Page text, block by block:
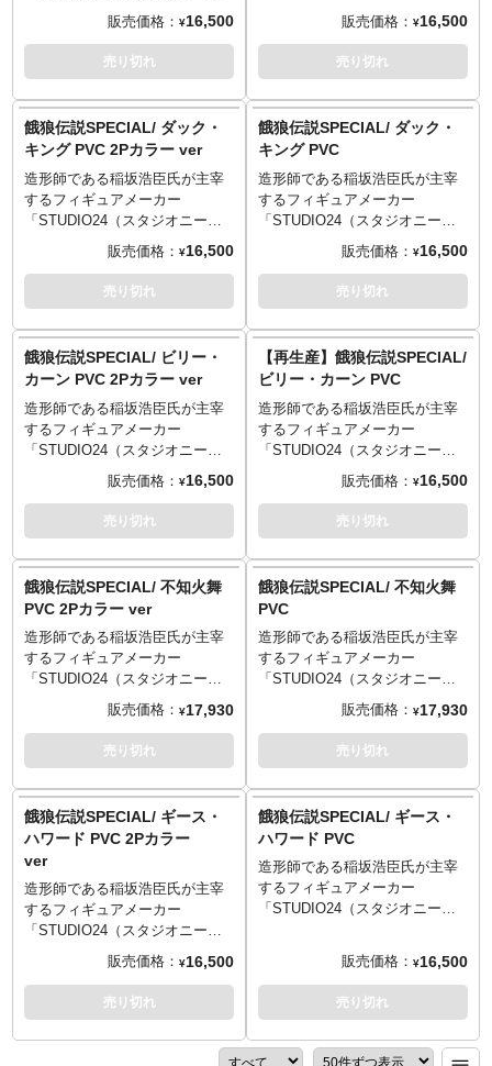
中の世界観をさらに深める事が
可能なアイテム。
中の世界観をさらに深める事が
可能なアイテム。
ン）」が放つ渾身の新シリーズ
「THE KING OF COLLECTORS
SNKの『餓狼伝説SPECIAL』よ
しました。森気楼氏のイラスト
とゲーム中のフォルムの融合を
コンセプトとし、当時の熱狂を
リアルな造形と拘りの彩色に込
めて完成した、大人になった狼
たちへと捧げる意欲作です。
ゲーム対戦中の基本ポージング
がモチーフとなっているので単
体でも良し、付属のポスターや
らは「2Pカラー ver」となって
おります。
販売価格： ¥16,500
売り切れ
SNKの『餓狼伝説SPECIAL』よ
り、シリーズ最新作は「テリ
とゲーム中のフォルムの融合を
コンセプトとし、当時の熱狂を
リアルな造形と拘りの彩色に込
めて完成した、大人になった狼
たちへと捧げる意欲作です。
がモチーフとなっているので単
体でも良し、付属のポスターや
ステッカーと合わせゲーム画面
販売価格： ¥16,500
売り切れ
餓狼伝説SPECIAL/ ダック・
キング PVC 2Pカラー ver
造形師である稲坂浩臣氏が主宰
するフィギュアメーカー
「STUDIO24（スタジオニーヨ
ン）」が放つ渾身の新シリーズ
「THE KING OF COLLECTORS
'24」！SNKの『餓狼伝説
SPECIAL』より、闘うストリー
楼氏のイラストとゲーム中のフ
ォルムの融合をコンセプトと
し、当時の熱狂をリアルな造形
と拘りの彩色に込め完成、大人
になった狼たちへ捧げます。第6
弾にアンディ・ボガード、そし
て第7弾のジョー・東までの顔ぶ
れが本気モードです。こちらは
2Pカラーバージョン！
販売価格： ¥16,500
売り切れ
餓狼伝説SPECIAL/ ダック・
キング PVC
造形師である稲坂浩臣氏が主宰
するフィギュアメーカー
「STUDIO24（スタジオニーヨ
ン）」が放つ渾身の新シリーズ
「THE KING OF COLLECTORS
'24」！SNKの『餓狼伝説
SPECIAL』より、闘うストリー
がラインナップしました。森気
楼氏のイラストとゲーム中のフ
ォルムの融合をコンセプトと
し、当時の熱狂をリアルな造形
と拘りの彩色に込め完成、大人
になった狼たちへ捧げます。第6
弾にアンディ・ボガード、そし
て第7弾のジョー・東までの顔ぶ
れが本気モードです。
販売価格： ¥16,500
売り切れ
餓狼伝説SPECIAL/ ビリー・
カーン PVC 2Pカラー ver
造形師である稲坂浩臣氏が主宰
するフィギュアメーカー
「STUDIO24（スタジオニーヨ
ン）」が放つ渾身の新シリーズ
「THE KING OF COLLECTORS
'24」！SNKの『餓狼伝説
SPECIAL』より、復讐に燃える
氏のイラストとゲーム中のフォ
ルムの融合をコンセプトとし、
当時の熱狂をリアルな造形と拘
りの彩色に込め完成、大人にな
った狼たちへ捧げます。第5弾に
ダック・キング、第6弾にアンデ
ィ・ボガード、そして第7弾のジ
ョー・東までの顔ぶれが本気モ
ードです。こちらは2Pカラーバ
販売価格： ¥16,500
売り切れ
【再生産】餓狼伝説SPECIAL/
ビリー・カーン PVC
造形師である稲坂浩臣氏が主宰
するフィギュアメーカー
「STUDIO24（スタジオニーヨ
ン）」が放つ渾身の新シリーズ
「THE KING OF COLLECTORS
'24」！SNKの『餓狼伝説
SPECIAL』より、復讐に燃える
ーム中のフォルムの融合をコン
セプトとし、当時の熱狂をリア
ルな造形と拘りの彩色に込め完
成、大人になった狼たちへ捧げ
ます。第5弾にダック・キング、
第6弾にアンディ・ボガード、そ
して第7弾のジョー・東までの顔
ぶれが本気モードです。
販売価格： ¥16,500
売り切れ
餓狼伝説SPECIAL/ 不知火舞
PVC 2Pカラー ver
造形師である稲坂浩臣氏が主宰
するフィギュアメーカー
「STUDIO24（スタジオニーヨ
ン）」が放つ渾身の新シリー
ズ！SNKの『餓狼伝説
SPECIAL』より、魅惑の女忍者
「不知火舞」がPVCスタチュー
の融合がコンセプトの今回、当
時の熱狂をリアルな造形と拘り
の彩色に込めて、大人になった
狼たちへ捧げる意欲作となりま
した。こちらは2Pカラーバージ
ョン。
販売価格： ¥17,930
売り切れ
餓狼伝説SPECIAL/ 不知火舞
PVC
造形師である稲坂浩臣氏が主宰
するフィギュアメーカー
「STUDIO24（スタジオニーヨ
ン）」が放つ渾身の新シリー
ズ！SNKの『餓狼伝説
SPECIAL』より、魅惑の女忍者
「不知火舞」がPVCスタチュー
の融合がコンセプトの今回、当
時の熱狂をリアルな造形と拘り
の彩色に込めて、大人になった
狼たちへ捧げる意欲作となりま
した。
販売価格： ¥17,930
売り切れ
餓狼伝説SPECIAL/ ギース・
ハワード PVC 2Pカラー
ver
造形師である稲坂浩臣氏が主宰
するフィギュアメーカー
「STUDIO24（スタジオニーヨ
ン）」が放つ渾身の新シリー
ズ！SNKの『餓狼伝説
SPECIAL』より、暗黒街のカリ
スマ「ギース・ハワード」が
す。森気楼氏のイラストとゲー
販売価格： ¥16,500
売り切れ
餓狼伝説SPECIAL/ ギース・
ハワード PVC
造形師である稲坂浩臣氏が主宰
するフィギュアメーカー
「STUDIO24（スタジオニーヨ
ズ！SNKの『餓狼伝説
SPECIAL』より、暗黒街のカリ
スマ「ギース・ハワード」が
PVCスタチューになって登場で
ム中のフォルムの融合をコンセ
販売価格： ¥16,500
売り切れ